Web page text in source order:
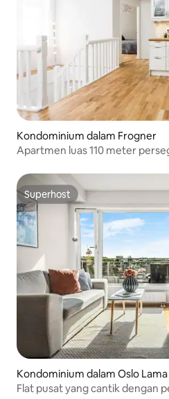
Kondominium dalam Frogner
Apartmen luas 110 meter
Superhost
Superhost
Kondominium dalam Oslo Lama
Flat pusat yang cantik dengan